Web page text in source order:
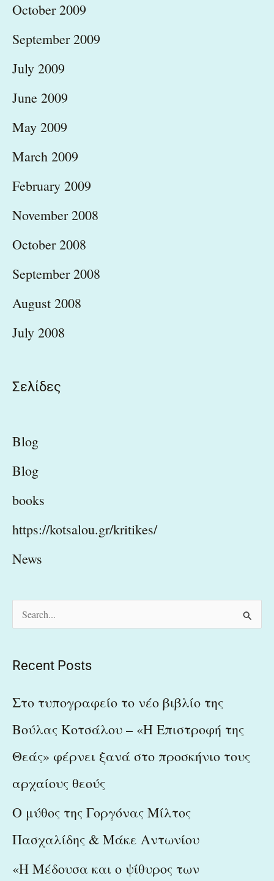
October 2009
September 2009
July 2009
June 2009
May 2009
March 2009
February 2009
November 2008
October 2008
September 2008
August 2008
July 2008
Σελίδες
Blog
Blog
books
https://kotsalou.gr/kritikes/
News
c
f
o
Recent Posts
Στο τυπογραφείο το νέο βιβλίο της
Βούλας Κοτσάλου – «Η Επιστροφή της
Θεάς» φέρνει ξανά στο προσκήνιο τους
αρχαίους θεούς
Ο μύθος της Γοργόνας Μίλτος
Πασχαλίδης & Μάκε Αντωνίου
«Η Μέδουσα και ο ψίθυρος των